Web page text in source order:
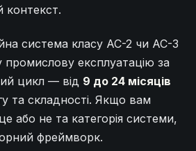
контекст.
система класу АС-2 чи АС-3
промислову експлуатацію за
цикл — від 9 до 24 місяців
та складності. Якщо вам
або не та категорія системи,
фреймворк.